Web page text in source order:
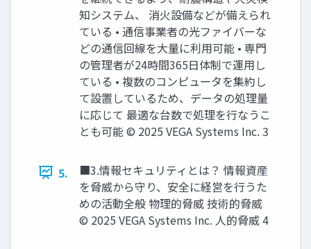
知システム、 消火設備などが備えられ
ている • 通信事業者の光ファイバーな
どの通信回線を大量に利用可能 • 専門
の管理者が24時間365日体制で運用し
ている • 複数のコンピュータを集約し
て設置しているため、データの処理量
に応じて 最適な台数で処理を行なうこ
とも可能 © 2025 VEGA Systems Inc. 3
5.
■3.情報セキュリティとは？ 情報資産
を脅威から守り、安全に経営を行うた
めの活動全般 物理的脅威 技術的脅威
© 2025 VEGA Systems Inc. 人的脅威 4